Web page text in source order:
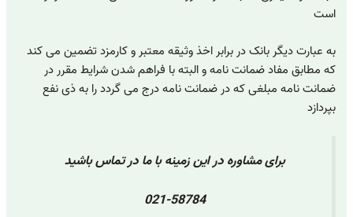
است
به عبارت دیگر بانک در برابر اخذ وثیقه معتبر و کارمزد تضمین می کند
که مطابق مفاد ضمانت نامه و البته با فراهم شدن شرایط مقرر در
ضمانت نامه مبلغی که در ضمانت نامه درج می گردد را به ذی نفع
بپردازد
برای مشاوره در این زمینه با ما در تماس باشید
021-58784